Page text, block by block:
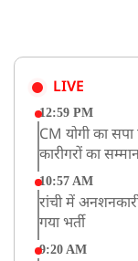
LIVE
12:59 PM
CM योगी का
कारीगरों का
10:57 AM
रांची में
गया भर्ती
9:20 AM